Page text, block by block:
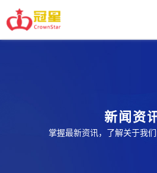
新闻资
掌握最新资讯，了解关于我们